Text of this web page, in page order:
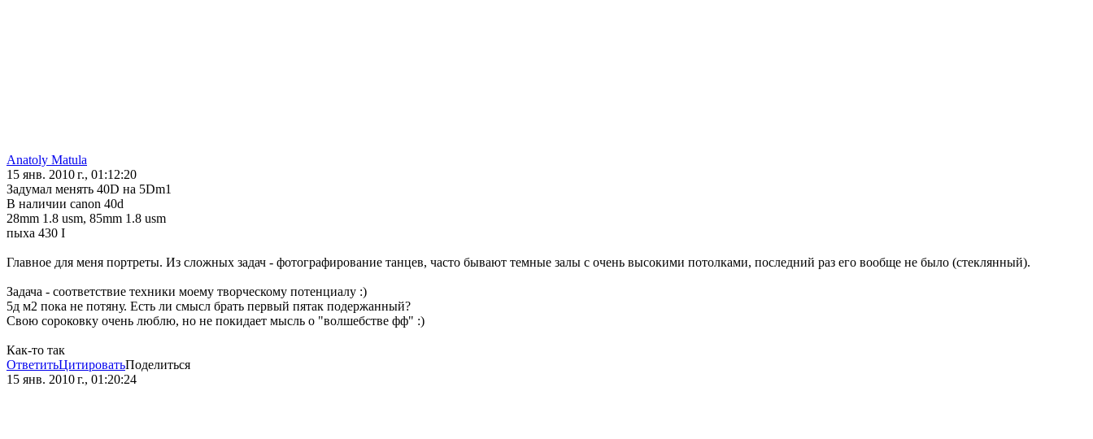
Anatoly Matula
15 янв. 2010 г., 01:12:20
Задумал менять 40D на 5Dm1
В наличии canon 40d
28mm 1.8 usm, 85mm 1.8 usm
пыха 430 I
Главное для меня портреты. Из сложных задач - фотографирование танцев, часто бывают темные залы с очень высокими потолками, последний раз его вообще не было (стеклянный).
Задача - соответствие техники моему творческому потенциалу :)
5д м2 пока не потяну. Есть ли смысл брать первый пятак подержанный?
Свою сороковку очень люблю, но не покидает мысль о "волшебстве фф" :)
Как-то так
ОтветитьЦитироватьПоделиться
15 янв. 2010 г., 01:20:24